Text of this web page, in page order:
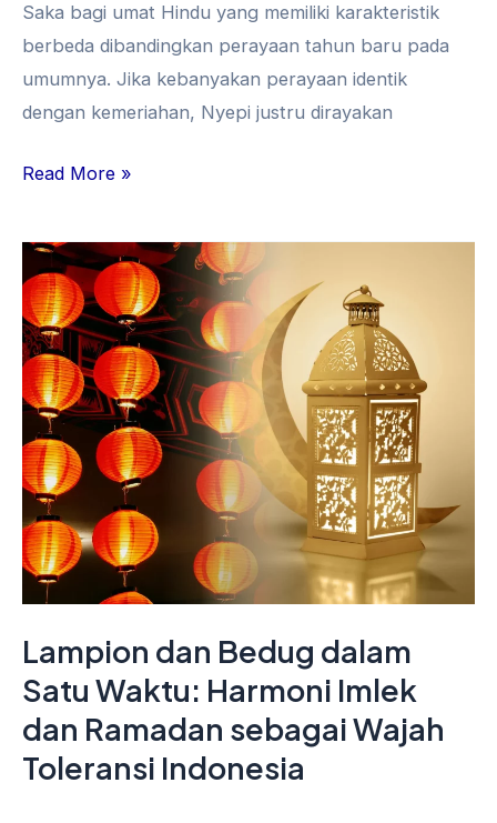
Saka bagi umat Hindu yang memiliki karakteristik
berbeda dibandingkan perayaan tahun baru pada
umumnya. Jika kebanyakan perayaan identik
dengan kemeriahan, Nyepi justru dirayakan
Read More »
Lampion dan Bedug dalam
Satu Waktu: Harmoni Imlek
dan Ramadan sebagai Wajah
Toleransi Indonesia
Lampion
dan
Bedug
dalam
Satu
Waktu:
Harmoni
Imlek
dan
Ramadan
sebagai
Toleransi
Indonesia